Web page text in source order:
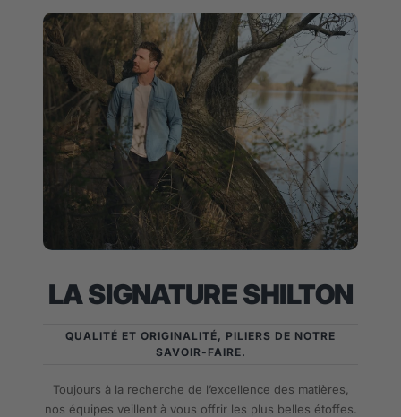
LA SIGNATURE SHILTON
QUALITÉ ET ORIGINALITÉ, PILIERS DE NOTRE
SAVOIR-FAIRE.
Toujours à la recherche de l’excellence des matières,
nos équipes veillent à vous offrir les plus belles étoffes.